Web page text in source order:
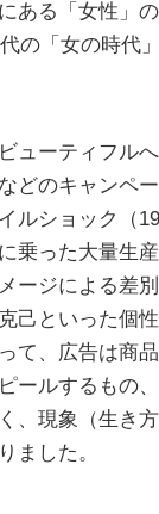
ある「女性」
の「女の時代
ューティフル
どのキャンペ
ルショック（
乗った大量生
ージによる差
己といった個
て、広告は商
ールするもの
、現象（生き
ました。